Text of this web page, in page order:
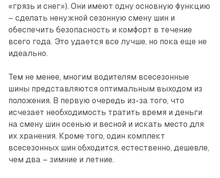
«грязь и снег»). Они имеют одну основную функцию
– сделать ненужной сезонную смену шин и
обеспечить безопасность и комфорт в течение
всего года. Это удается все лучше, но пока еще не
идеально.
Тем не менее, многим водителям всесезонные
шины представляются оптимальным выходом из
положения. В первую очередь из-за того, что
исчезает необходимость тратить время и деньги
на смену шин осенью и весной и искать место для
их хранения. Кроме того, один комплект
всесезонных шин обходится, естественно, дешевле,
чем два – зимние и летние.